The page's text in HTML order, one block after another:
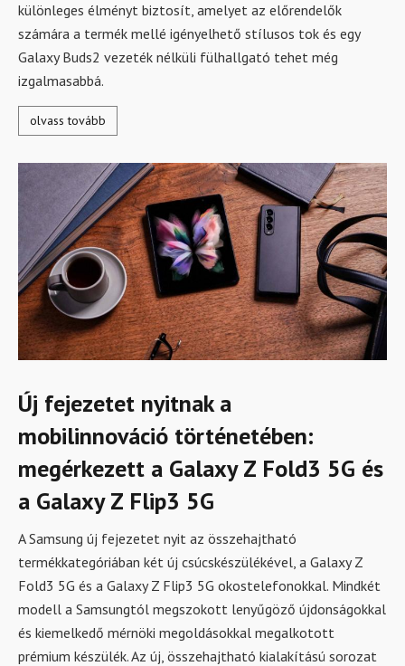
különleges élményt biztosít, amelyet az előrendelők
számára a termék mellé igényelhető stílusos tok és egy
Galaxy Buds2 vezeték nélküli fülhallgató tehet még
izgalmasabbá.
olvass tovább
Új fejezetet nyitnak a
mobilinnováció történetében:
megérkezett a Galaxy Z Fold3 5G és
a Galaxy Z Flip3 5G
A Samsung új fejezetet nyit az összehajtható
termékkategóriában két új csúcskészülékével, a Galaxy Z
Fold3 5G és a Galaxy Z Flip3 5G okostelefonokkal. Mindkét
modell a Samsungtól megszokott lenyűgöző újdonságokkal
és kiemelkedő mérnöki megoldásokkal megalkotott
prémium készülék. Az új, összehajtható kialakítású sorozat